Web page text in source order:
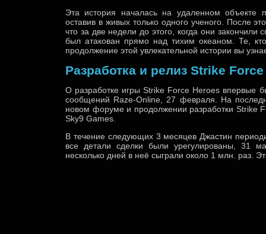
Эта история началась на удаленном объекте
оставив в живых только одного ученого. После
что за две недели до этого, когда они
был атакован прямо над тихим океаном. Те,
продолжение этой увлекательной истории вы
Разработка и релиз Strike
О разработке игры Strike Force Heroes впервые
сообщений Raze-Online, 27 февраля. На
новом форуме и продолжении разработки Strike
Sky9 Games.
В течение следующих 3 месяцев Джастин
все детали сделки были урегулированы, 31
несколько дней в неё сыграли около 1 млн. раз.